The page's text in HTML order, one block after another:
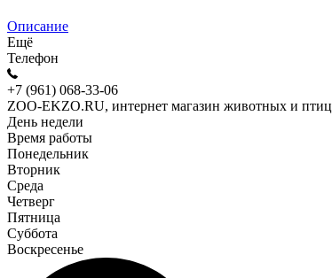
Описание
Ещё
Телефон
+7 (961) 068-33-06
ZOO-EKZO.RU, интернет магазин животных и птиц
День недели
Время работы
Понедельник
Вторник
Среда
Четверг
Пятница
Суббота
Воскресенье